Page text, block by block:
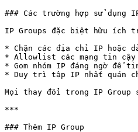
### Các trường hợp sử dụng
IP Groups đặc biệt hữu ích
* Chặn các địa chỉ IP hoặc
* Allowlist các mạng tin cậy
* Gom nhóm IP đáng ngờ để
* Duy trì tập IP nhất quán
Mọi thay đổi trong IP Group
***
### Thêm IP Group